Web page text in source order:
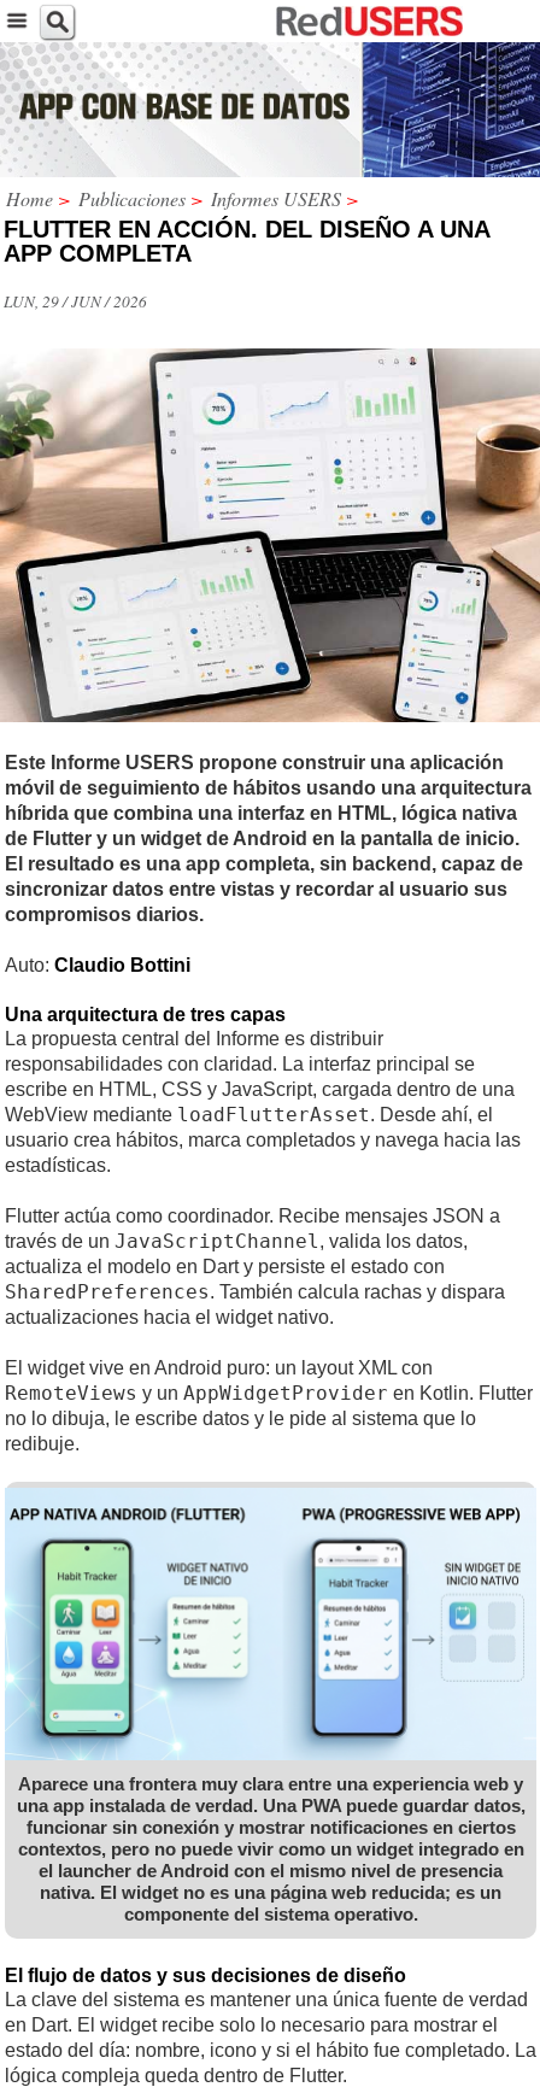
Home > Publicaciones > Informes USERS >
FLUTTER EN ACCIÓN. DEL DISEÑO A UNA
APP COMPLETA
LUN, 29 / JUN / 2026
Este Informe USERS propone construir una aplicación
móvil de seguimiento de hábitos usando una arquitectura
híbrida que combina una interfaz en HTML, lógica nativa
de Flutter y un widget de Android en la pantalla de inicio.
El resultado es una app completa, sin backend, capaz de
sincronizar datos entre vistas y recordar al usuario sus
compromisos diarios.
Auto: Claudio Bottini
Una arquitectura de tres capas
La propuesta central del Informe es distribuir
responsabilidades con claridad. La interfaz principal se
escribe en HTML, CSS y JavaScript, cargada dentro de una
WebView mediante loadFlutterAsset. Desde ahí, el
usuario crea hábitos, marca completados y navega hacia las
estadísticas.
Flutter actúa como coordinador. Recibe mensajes JSON a
través de un JavaScriptChannel, valida los datos,
actualiza el modelo en Dart y persiste el estado con
SharedPreferences. También calcula rachas y dispara
actualizaciones hacia el widget nativo.
El widget vive en Android puro: un layout XML con
RemoteViews y un AppWidgetProvider en Kotlin. Flutter
no lo dibuja, le escribe datos y le pide al sistema que lo
redibuje.
Aparece una frontera muy clara entre una experiencia web y
una app instalada de verdad. Una PWA puede guardar datos,
funcionar sin conexión y mostrar notificaciones en ciertos
contextos, pero no puede vivir como un widget integrado en
el launcher de Android con el mismo nivel de presencia
nativa. El widget no es una página web reducida; es un
componente del sistema operativo.
El flujo de datos y sus decisiones de diseño
La clave del sistema es mantener una única fuente de verdad
en Dart. El widget recibe solo lo necesario para mostrar el
estado del día: nombre, icono y si el hábito fue completado. La
lógica compleja queda dentro de Flutter.